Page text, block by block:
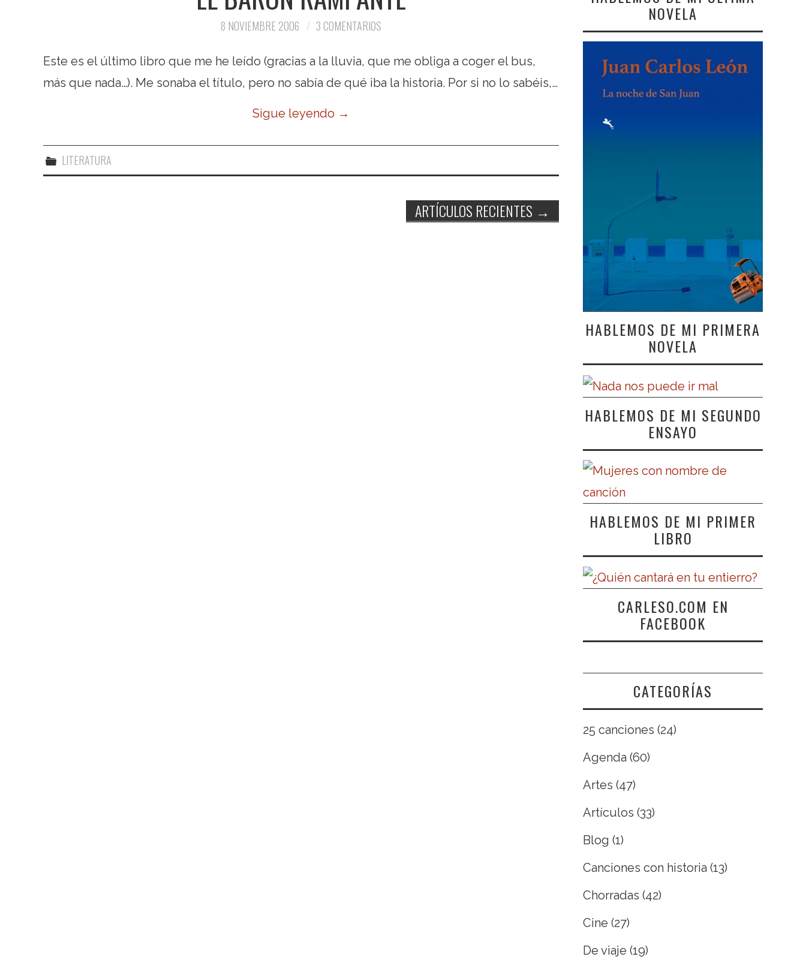
8 NOVIEMBRE 2006 3 COMENTARIOS
Este es el último libro que me he leído (gracias a la lluvia, que me obliga a coger el bus,
más que nada…). Me sonaba el título, pero no sabía de qué iba la historia. Por si no lo sabéis,…
Sigue leyendo →
LITERATURA
ARTÍCULOS RECIENTES →
NOVELA
HABLEMOS DE MI PRIMERA
NOVELA
HABLEMOS DE MI SEGUNDO
ENSAYO
HABLEMOS DE MI PRIMER
LIBRO
CARLESO.COM EN
FACEBOOK
CATEGORÍAS
25 canciones (24)
Agenda (60)
Artes (47)
Artículos (33)
Blog (1)
Canciones con historia (13)
Chorradas (42)
Cine (27)
De viaje (19)